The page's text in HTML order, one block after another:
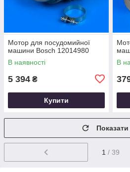
Мотор для посудомийної
машини Bosch 12014980
В наявності
5 394 ₴
Купити
В
1 / 39